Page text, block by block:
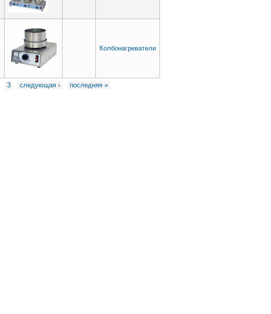
Колбонагреватели
3 следующая › последняя »